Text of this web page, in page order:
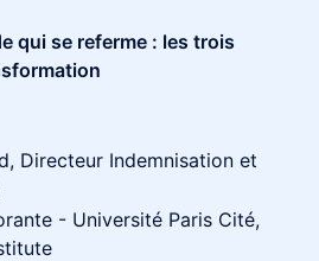
qui se referme : les trois
Directeur Indemnisation et
- Université Paris Cité,